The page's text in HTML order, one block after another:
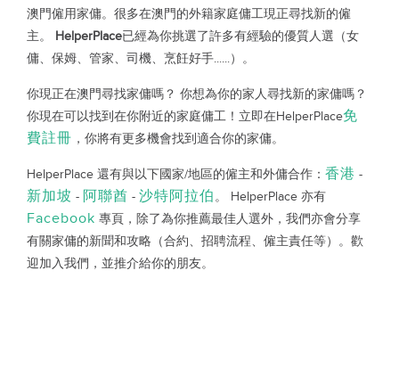
澳門僱用家傭。很多在澳門的外籍家庭傭工現正尋找新的僱
主。 HelperPlace已經為你挑選了許多有經驗的優質人選（女
傭、保姆、管家、司機、烹飪好手......）。
你現正在澳門尋找家傭嗎？ 你想為你的家人尋找新的家傭嗎？
你現在可以找到在你附近的家庭傭工！立即在HelperPlace免
費註冊 ，你將有更多機會找到適合你的家傭。
HelperPlace 還有與以下國家/地區的僱主和外傭合作： 香港 -
新加坡 - 阿聯酋 - 沙特阿拉伯。 HelperPlace 亦有
Facebook 專頁，除了為你推薦最佳人選外，我們亦會分享
有關家傭的新聞和攻略（合約、招聘流程、僱主責任等）。歡
迎加入我們，並推介給你的朋友。